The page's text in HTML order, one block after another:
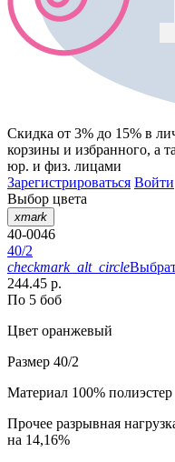
Скидка от 3% до 15% в
корзины и избранного, а
юр. и физ. лицами
Зарегистрироваться Войти
Выбор цвета
xmark
40-0046
40/2
checkmark_alt_circle
244.45 р.
По 5 боб
Цвет оранжевый
Размер 40/2
Материал 100% полиэстер
Прочее разрывная
на 14,16%